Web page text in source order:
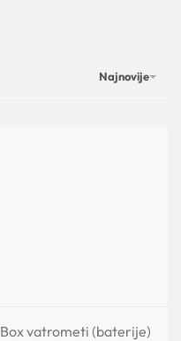
Najnovije
Box vatrometi (baterije)